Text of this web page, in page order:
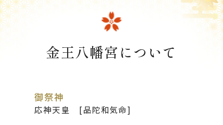
金王八幡宮について
御祭神
応神天皇 [品陀和気命]